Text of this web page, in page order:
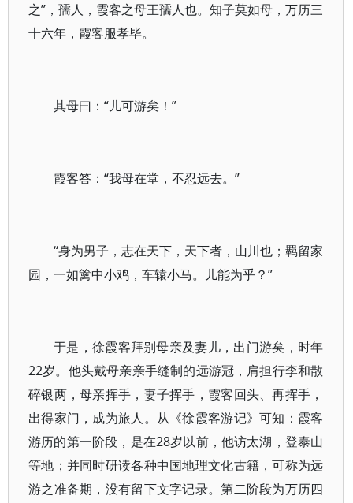
之”，孺人，霞客之母王孺人也。知子莫如母，万历三
十六年，霞客服孝毕。
其母曰：“儿可游矣！”
霞客答：“我母在堂，不忍远去。”
“身为男子，志在天下，天下者，山川也；羁留家
园，一如篱中小鸡，车辕小马。儿能为乎？”
于是，徐霞客拜别母亲及妻儿，出门游矣，时年
22岁。他头戴母亲亲手缝制的远游冠，肩担行李和散
碎银两，母亲挥手，妻子挥手，霞客回头、再挥手，
出得家门，成为旅人。从《徐霞客游记》可知：霞客
游历的第一阶段，是在28岁以前，他访太湖，登泰山
等地；并同时研读各种中国地理文化古籍，可称为远
游之准备期，没有留下文字记录。第二阶段为万历四